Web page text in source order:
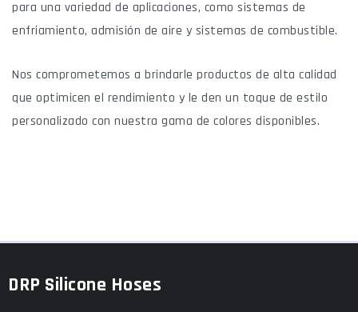
para una variedad de aplicaciones, como sistemas de
enfriamiento, admisión de aire y sistemas de combustible.
Nos comprometemos a brindarle productos de alta calidad
que optimicen el rendimiento y le den un toque de estilo
personalizado con nuestra gama de colores disponibles.
DRP Silicone Hoses